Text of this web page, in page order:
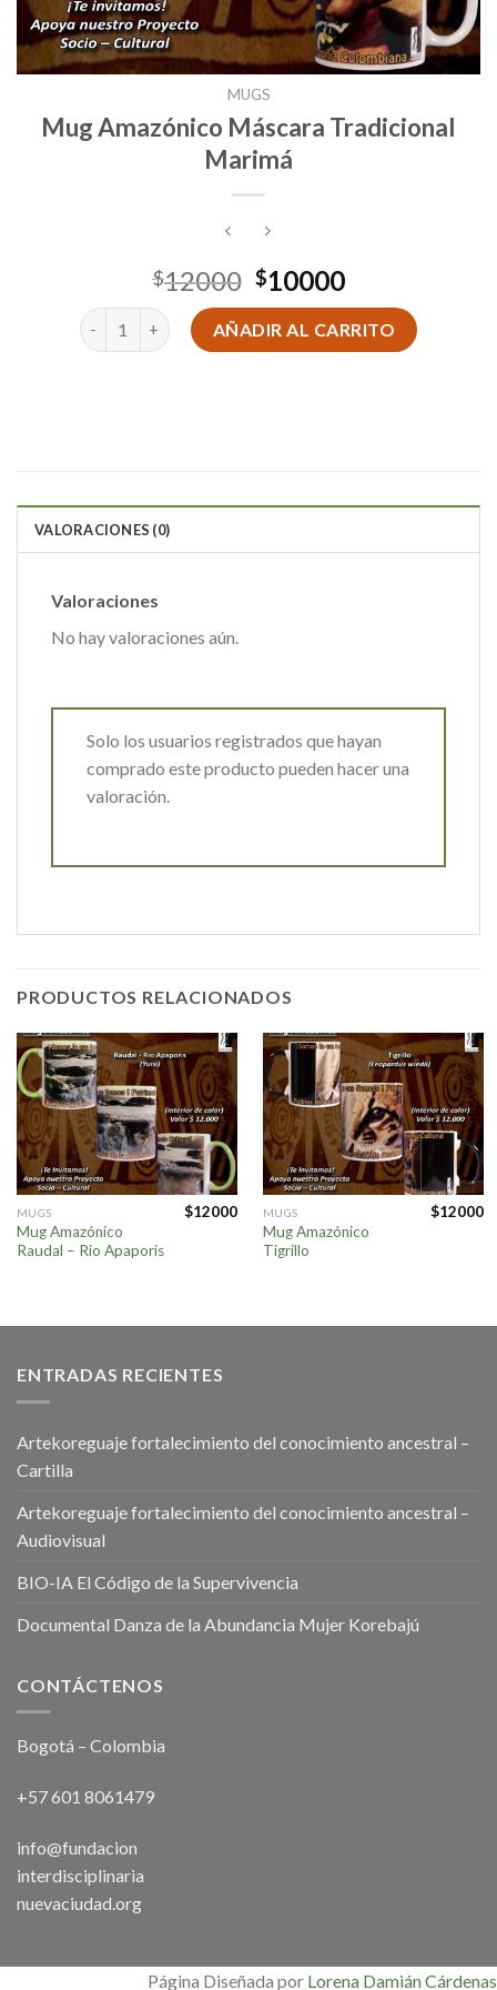
MUGS
Mug Amazónico Máscara Tradicional
Marimá
$12000 El
precio
original
era:
$10000El
precio
actual
es:
Mug Amazónico Máscara Tradicional Marimá cantidad
AÑADIR AL CARRITO
VALORACIONES (0)
Valoraciones
No hay valoraciones aún.
Solo los usuarios registrados que hayan
comprado este producto pueden hacer una
valoración.
PRODUCTOS RELACIONADOS
MUGS
Mug Amazónico
Raudal – Rio Apaporis
$12000 MUGS
Mug Amazónico
Tigrillo
$12000
ENTRADAS RECIENTES
Artekoreguaje fortalecimiento del conocimiento ancestral –
Cartilla
Artekoreguaje fortalecimiento del conocimiento ancestral –
Audiovisual
BIO-IA El Código de la Supervivencia
Documental Danza de la Abundancia Mujer Korebajú
CONTÁCTENOS
Bogotá – Colombia
+57 601 8061479
info@fundacion
interdisciplinaria
nuevaciudad.org
Página Diseñada por Lorena Damián Cárdenas